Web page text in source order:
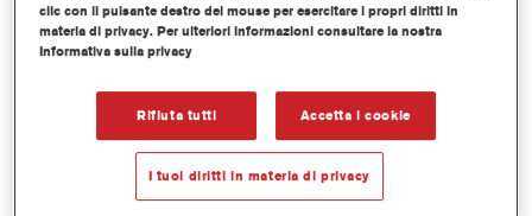
ogni volta e al primo intervento!
Con questi video vogliamo condividere gli stessi
corsi di formazione in presenza, supportati anche dalle
indicazioni contenute nelle nostre schede tecniche.
clic con il pulsante destro del mouse per esercitare i propri diritti in
materia di privacy. Per ulteriori informazioni consultare la nostra
Informativa sulla privacy
Rifiuta tutti Accetta i cookie
I tuoi diritti in materia di privacy